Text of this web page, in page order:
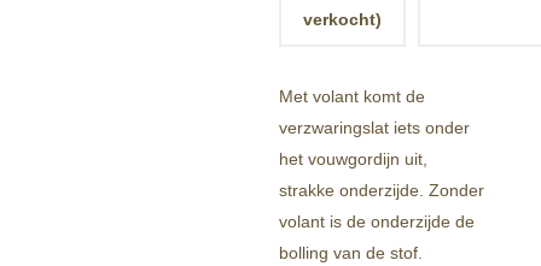
verkocht)
Met volant komt de
verzwaringslat iets onder
het vouwgordijn uit,
strakke onderzijde. Zonder
volant is de onderzijde de
bolling van de stof.